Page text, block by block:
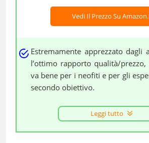
Vedi Il Prezzo Su
Estremamente apprezzato dagli
l’ottimo rapporto qualità/
va bene per i neofiti e per gli
secondo obiettivo.
Leggi tutto